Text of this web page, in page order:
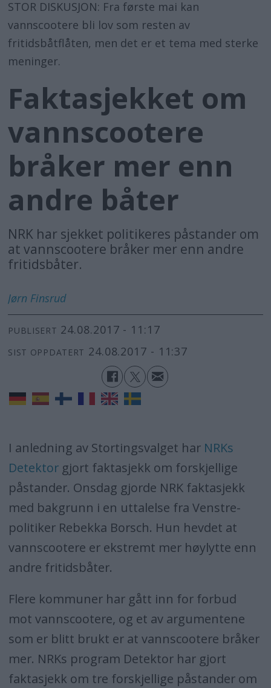
STOR DISKUSJON: Fra første mai kan
vannscootere bli lov som resten av
fritidsbåtflåten, men det er et tema med sterke
meninger.
Faktasjekket om
vannscootere
bråker mer enn
andre båter
NRK har sjekket politikeres påstander om
at vannscootere bråker mer enn andre
fritidsbåter.
Jørn Finsrud
PUBLISERT 24.08.2017 - 11:17
SIST OPPDATERT 24.08.2017 - 11:37
I anledning av Stortingsvalget har NRKs
Detektorgjort faktasjekk om forskjellige
påstander. Onsdag gjorde NRK faktasjekk
med bakgrunn i en uttalelse fra Venstre-
politiker Rebekka Borsch. Hun hevdet at
vannscootere er ekstremt mer høylytte enn
andre fritidsbåter.
Flere kommuner har gått inn for forbud
mot vannscootere, og et av argumentene
som er blitt brukt er at vannscootere bråker
mer. NRKs program Detektor har gjort
faktasjekk om tre forskjellige påstander om